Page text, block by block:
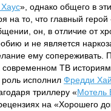
», однако общего в
на то, что главный
он, в отличие от
и не является
ему сопереживать.
современном ТВ
исполнил Фредди
триллеру «Мотель
на «Хорошего